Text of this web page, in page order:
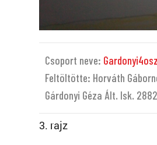
Csoport neve:
Feltöltötte: Horváth
Gárdonyi Géza Ált. Isk.
3. rajz